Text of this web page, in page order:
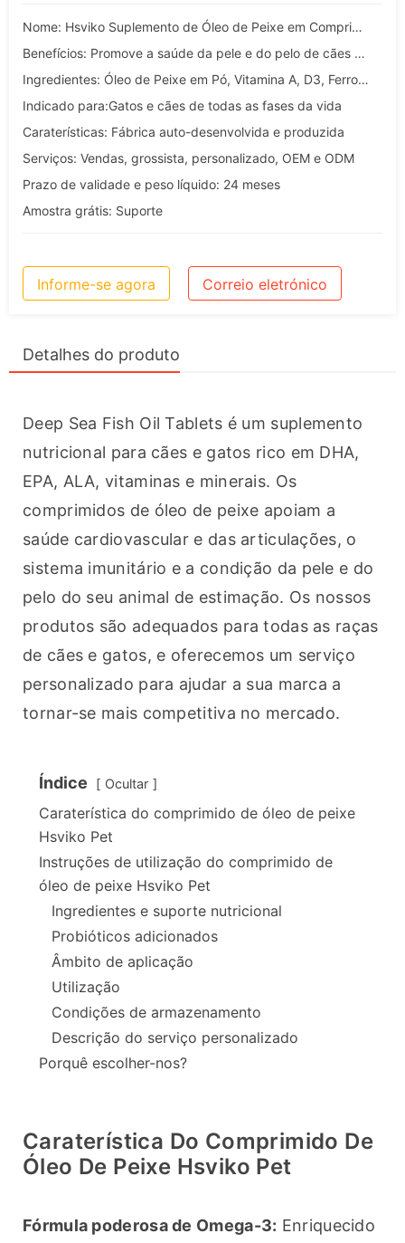
Nome: Hsviko Suplemento de Óleo de Peixe em Comprimidos para Cães e Gatos
Benefícios: Promove a saúde da pele e do pelo de cães e gatos
Ingredientes: Óleo de Peixe em Pó, Vitamina A, D3, Ferro, Zinco, Manganês
Indicado para:Gatos e cães de todas as fases da vida
Caraterísticas: Fábrica auto-desenvolvida e produzida
Serviços: Vendas, grossista, personalizado, OEM e ODM
Prazo de validade e peso líquido: 24 meses
Amostra grátis: Suporte
Informe-se agora Correio eletrónico
Detalhes do produto
Deep Sea Fish Oil Tablets é um suplemento
nutricional para cães e gatos rico em DHA,
EPA, ALA, vitaminas e minerais. Os
comprimidos de óleo de peixe apoiam a
saúde cardiovascular e das articulações, o
sistema imunitário e a condição da pele e do
pelo do seu animal de estimação. Os nossos
produtos são adequados para todas as raças
de cães e gatos, e oferecemos um serviço
personalizado para ajudar a sua marca a
tornar-se mais competitiva no mercado.
Índice Ocultar
Caraterística do comprimido de óleo de peixe
Hsviko Pet
Instruções de utilização do comprimido de
óleo de peixe Hsviko Pet
Ingredientes e suporte nutricional
Probióticos adicionados
Âmbito de aplicação
Utilização
Condições de armazenamento
Descrição do serviço personalizado
Porquê escolher-nos?
Caraterística Do Comprimido De
Óleo De Peixe Hsviko Pet
Fórmula poderosa de Omega-3: Enriquecido